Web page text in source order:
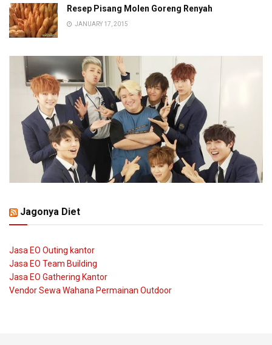
Resep Pisang Molen Goreng Renyah
JANUARY 17, 2015
Jagonya Diet
Jasa EO Outing kantor
Jasa EO Team Building
Jasa EO Gathering Kantor
Vendor Sewa Wahana Permainan Outdoor